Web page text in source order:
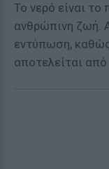
Το νερό είναι το
ανθρώπινη ζωή.
εντύπωση,
αποτελείται από